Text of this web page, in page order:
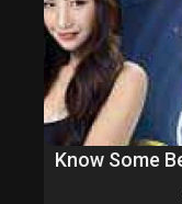
Know Some